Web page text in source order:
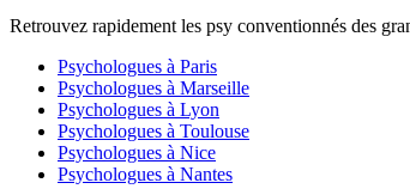
Retrouvez rapidement les psy conventionnés des
Psychologues à Paris
Psychologues à Marseille
Psychologues à Lyon
Psychologues à Toulouse
Psychologues à Nice
Psychologues à Nantes